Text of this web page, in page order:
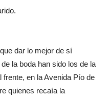
dar lo mejor de sí
la boda han sido los de la
en la Avenida Pío de
quienes recaía la